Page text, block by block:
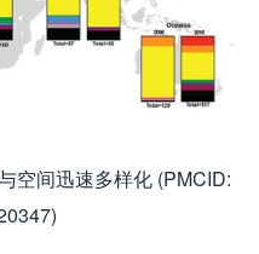
空间迅速多样化 (PMCID: